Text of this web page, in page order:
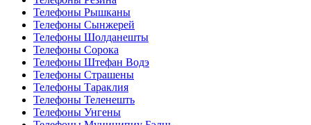
Телефоны Рышканы
Телефоны Сынжерей
Телефоны Шолданешты
Телефоны Сорока
Телефоны Штефан Водэ
Телефоны Страшены
Телефоны Тараклия
Телефоны Теленешть
Телефоны Унгены